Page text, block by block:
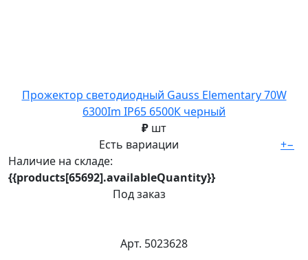
Прожектор светодиодный Gauss Elementary 70W
6300Im IP65 6500К черный
₽ шт
Есть вариации
Наличие на складе:
{{products[65692].availableQuantity}}
Под заказ
+−
Арт. 5023628